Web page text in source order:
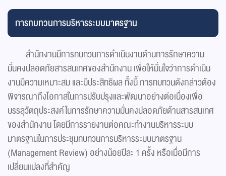
การทบทวนการบริหารระบบมาตรฐาน
สำนักงานมีการทบทวนการดำเนินงานด้านการรักษาความ
มั่นคงปลอดภัยสารสนเทศของสำนักงาน เพื่อให้มั่นใจว่าการดำเนิน
งานมีความเหมาะสม และมีประสิทธิผล ทั้งนี้ การทบทวนดังกล่าวต้อง
พิจารณาถึงโอกาสในการปรับปรุงและพัฒนาอย่างต่อเนื่องเพื่อ
บรรลุวัตถุประสงค์ในการรักษาความมั่นคงปลอดภัยด้านสารสนเทศ
ของสำนักงาน โดยมีการรายงานต่อคณะทำงานบริหารระบบ
มาตรฐานในการประชุมทบทวนการบริหารระบบมาตรฐาน
(Management Review) อย่างน้อยปีละ 1 ครั้ง หรือเมื่อมีการ
เปลี่ยนแปลงที่สำคัญ